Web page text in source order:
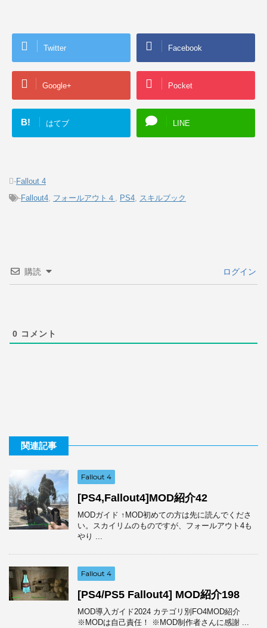
Twitter Facebook
Google+ Pocket
B! はてブ LINE
-Fallout 4
-Fallout4, フォールアウト４ , PS4, スキルブック
購読 ログイン
0 コメント
関連記事
Fallout 4
[PS4,Fallout4]MOD紹介42
MODガイド ↑MOD初めての方は先に読んでくださ
い。スカイリムのものですが、フォールアウト4も
やり ...
Fallout 4
[PS4/PS5 Fallout4] MOD紹介198
MOD導入ガイド2024 カテゴリ別FO4MOD紹介
※MODは自己責任！ ※MOD制作者さんに感謝 ...